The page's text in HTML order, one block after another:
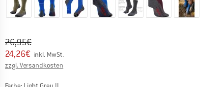
Ursprünglicher Preis :
26,95€
Preis:
24,26€ inkl. MwSt.
zzgl. Versandkosten